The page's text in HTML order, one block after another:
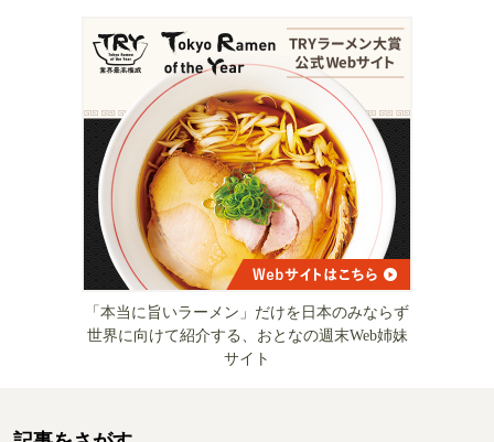
「本当に旨いラーメン」だけを日本のみならず
世界に向けて紹介する、おとなの週末Web姉妹
サイト